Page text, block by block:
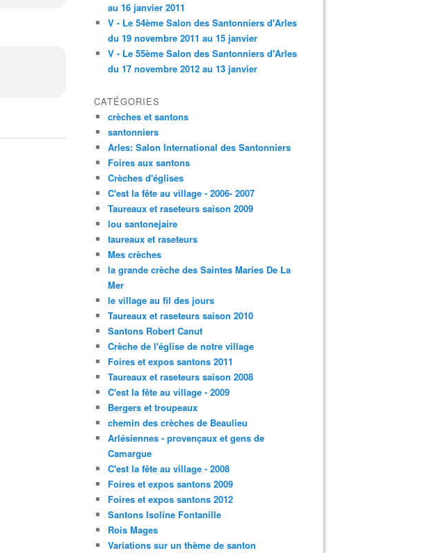
au 16 janvier 2011
V - Le 54ème Salon des Santonniers d'Arles
du 19 novembre 2011 au 15 janvier
V - Le 55ème Salon des Santonniers d'Arles
du 17 novembre 2012 au 13 janvier
CATÉGORIES
crèches et santons
santonniers
Arles: Salon International des Santonniers
Foires aux santons
Crèches d'églises
C'est la fête au village - 2006- 2007
Taureaux et raseteurs saison 2009
lou santonejaire
taureaux et raseteurs
Mes crèches
la grande crèche des Saintes Maries De La
Mer
le village au fil des jours
Taureaux et raseteurs saison 2010
Santons Robert Canut
Crèche de l'église de notre village
Foires et expos santons 2011
Taureaux et raseteurs saison 2008
C'est la fête au village - 2009
Bergers et troupeaux
chemin des crèches de Beaulieu
Arlésiennes - provençaux et gens de
Camargue
C'est la fête au village - 2008
Foires et expos santons 2009
Foires et expos santons 2012
Santons Isoline Fontanille
Rois Mages
Variations sur un thème de santon